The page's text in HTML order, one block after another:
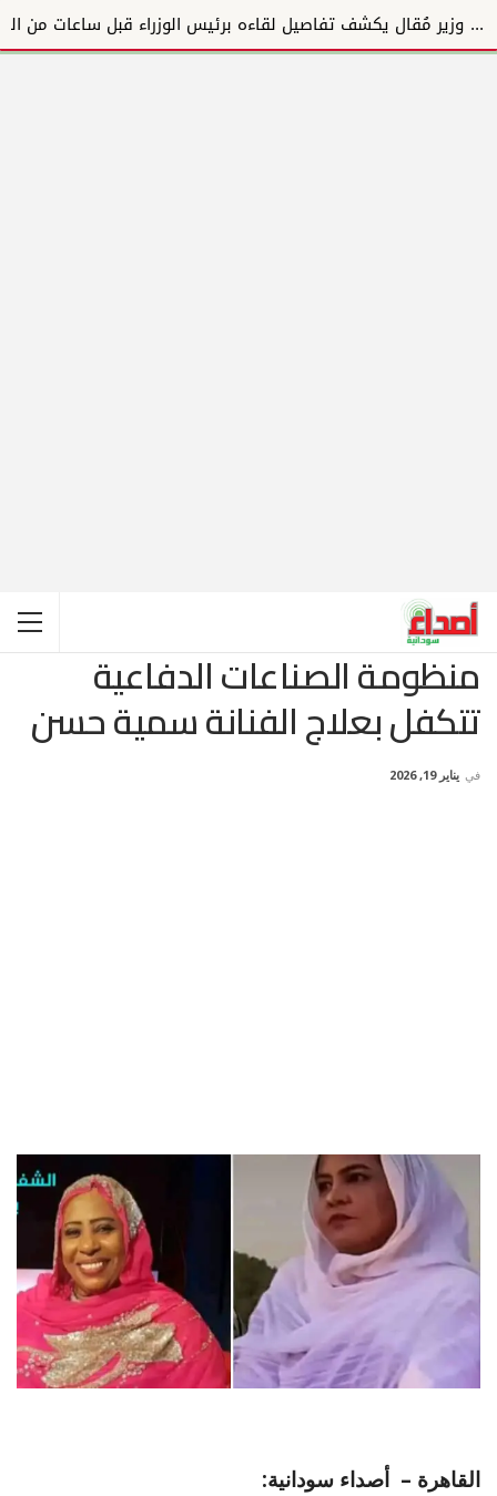
وزير مُقال يكشف تفاصيل لقاءه برئيس الوزراء قبل ساعات من القرار
منظومة الصناعات الدفاعية
تتكفل بعلاج الفنانة سمية حسن
في يناير 19, 2026
القاهرة – أصداء سودانية: